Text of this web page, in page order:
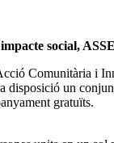
social,
Comunitària i
disposició un
gratuïts.